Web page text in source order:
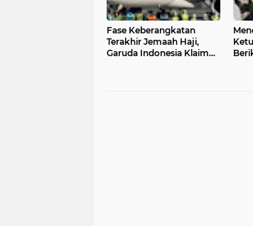
Fase Keberangkatan
Terakhir Jemaah Haji,
Garuda Indonesia Klaim